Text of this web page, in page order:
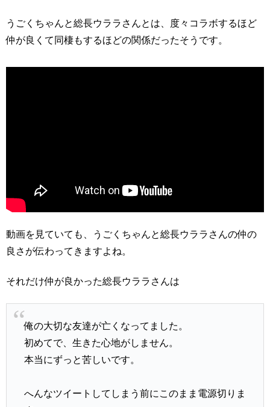
うごくちゃんと総長ウララさんとは、度々コラボするほど
仲が良くて同棲もするほどの関係だったそうです。
動画を見ていても、うごくちゃんと総長ウララさんの仲の
良さが伝わってきますよね。
それだけ仲が良かった総長ウララさんは
俺の大切な友達が亡くなってました。
初めてで、生きた心地がしません。
本当にずっと苦しいです。
へんなツイートしてしまう前にこのまま電源切りま